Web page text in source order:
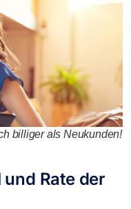
billiger als Neukunden!
Rate der